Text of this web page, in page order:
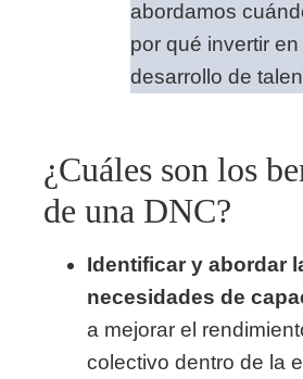
abordamos
por qué invertir en
desarrollo de
¿Cuáles son los
de una DNC?
Identificar y abordar
necesidades de
a mejorar el
colectivo dentro de la